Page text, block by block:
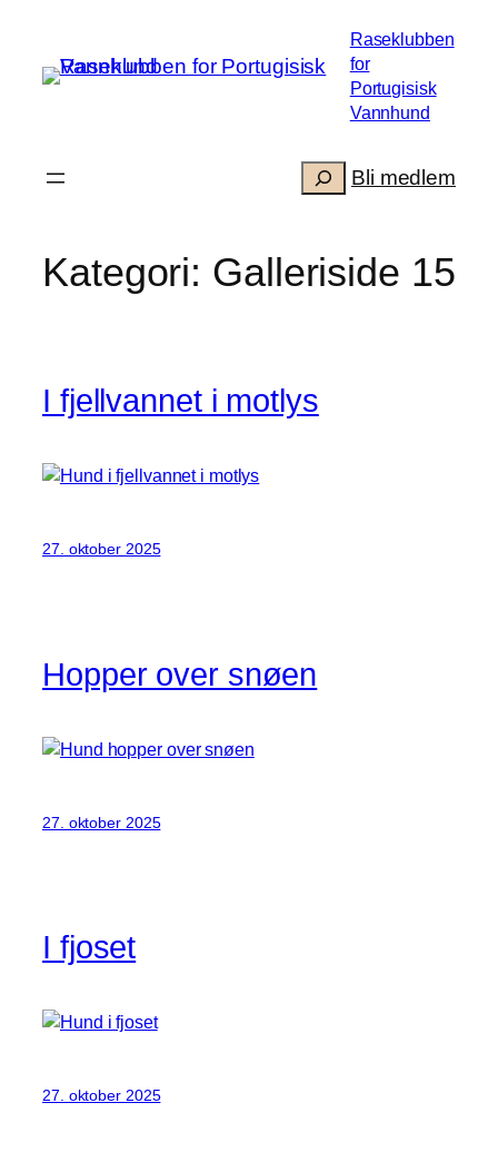
innhold
Raseklubben
for
Portugisisk
Vannhund
Søk Bli medlem
Kategori: Galleriside 15
I fjellvannet i motlys
27. oktober 2025
Hopper over snøen
27. oktober 2025
I fjoset
27. oktober 2025